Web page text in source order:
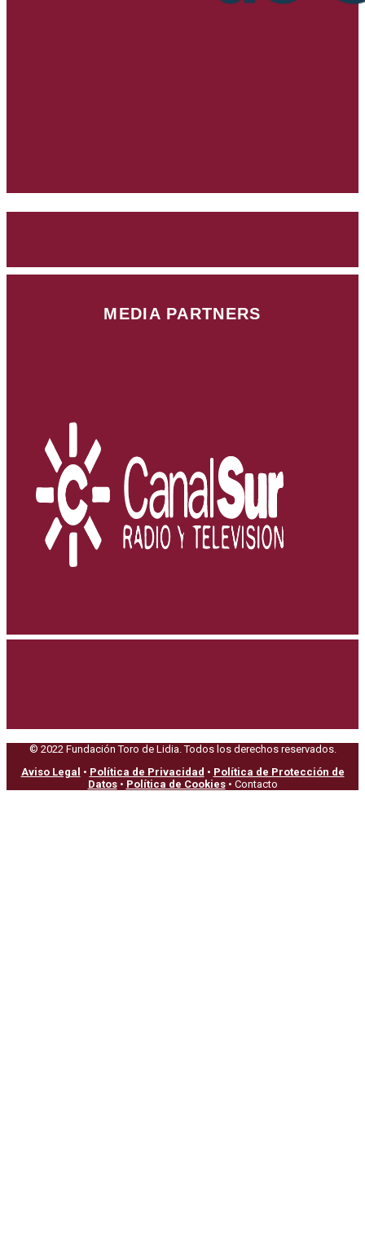
MEDIA PARTNERS
© 2022 Fundación Toro de Lidia. Todos los derechos reservados.
Aviso Legal • Política de Privacidad • Política de Protección de
Datos• Política de Cookies• Contacto